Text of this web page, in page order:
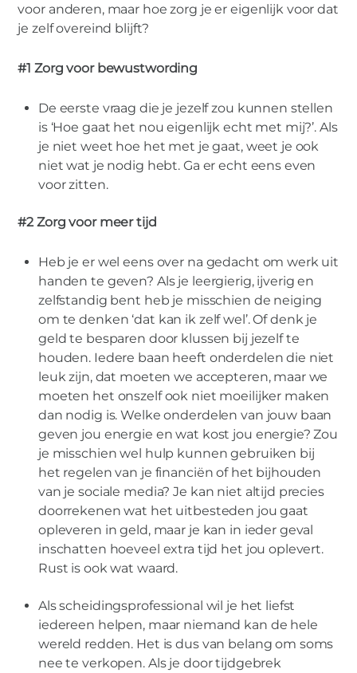
voor anderen, maar hoe zorg je er eigenlijk voor dat
je zelf overeind blijft?
#1 Zorg voor bewustwording
De eerste vraag die je jezelf zou kunnen stellen
is ‘Hoe gaat het nou eigenlijk echt met mij?’. Als
je niet weet hoe het met je gaat, weet je ook
niet wat je nodig hebt. Ga er echt eens even
voor zitten.
#2 Zorg voor meer tijd
Heb je er wel eens over na gedacht om werk uit
handen te geven? Als je leergierig, ijverig en
zelfstandig bent heb je misschien de neiging
om te denken ‘dat kan ik zelf wel’. Of denk je
geld te besparen door klussen bij jezelf te
houden. Iedere baan heeft onderdelen die niet
leuk zijn, dat moeten we accepteren, maar we
moeten het onszelf ook niet moeilijker maken
dan nodig is. Welke onderdelen van jouw baan
geven jou energie en wat kost jou energie? Zou
je misschien wel hulp kunnen gebruiken bij
het regelen van je financiën of het bijhouden
van je sociale media? Je kan niet altijd precies
doorrekenen wat het uitbesteden jou gaat
opleveren in geld, maar je kan in ieder geval
inschatten hoeveel extra tijd het jou oplevert.
Rust is ook wat waard.
Als scheidingsprofessional wil je het liefst
iedereen helpen, maar niemand kan de hele
wereld redden. Het is dus van belang om soms
nee te verkopen. Als je door tijdgebrek